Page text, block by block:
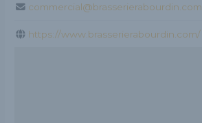
commercial@brasserierabourdin.com
https://www.brasserierabourdin.com/